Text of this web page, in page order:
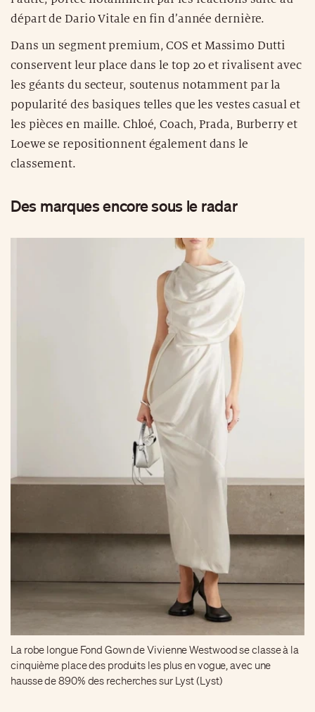
départ de Dario Vitale en fin d’année dernière.
Dans un segment premium, COS et Massimo Dutti
conservent leur place dans le top 20 et rivalisent avec
les géants du secteur, soutenus notamment par la
popularité des basiques telles que les vestes casual et
les pièces en maille. Chloé, Coach, Prada, Burberry et
Loewe se repositionnent également dans le
classement.
Des marques encore sous le radar
La robe longue Fond Gown de Vivienne Westwood se classe à la
cinquième place des produits les plus en vogue, avec une
hausse de 890% des recherches sur Lyst (Lyst)